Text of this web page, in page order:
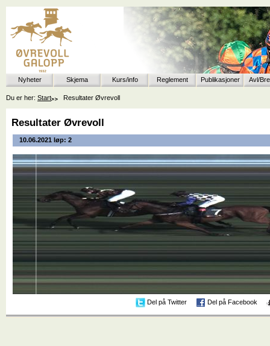
Nyheter Skjema Kurs/info Reglement Publikasjoner Avl/
Du er her: Start Resultater Øvrevoll
Resultater Øvrevoll
10.06.2021 løp: 2
Del på Twitter Del på Facebook